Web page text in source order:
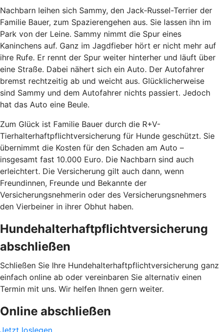
Nachbarn leihen sich Sammy, den Jack-Russel-Terrier der
Familie Bauer, zum Spazierengehen aus. Sie lassen ihn im
Park von der Leine. Sammy nimmt die Spur eines
Kaninchens auf. Ganz im Jagdfieber hört er nicht mehr auf
ihre Rufe. Er rennt der Spur weiter hinterher und läuft über
eine Straße. Dabei nähert sich ein Auto. Der Autofahrer
bremst rechtzeitig ab und weicht aus. Glücklicherweise
sind Sammy und dem Autofahrer nichts passiert. Jedoch
hat das Auto eine Beule.
Zum Glück ist Familie Bauer durch die R+V-
Tierhalterhaftpflichtversicherung für Hunde geschützt. Sie
übernimmt die Kosten für den Schaden am Auto –
insgesamt fast 10.000 Euro. Die Nachbarn sind auch
erleichtert. Die Versicherung gilt auch dann, wenn
Freundinnen, Freunde und Bekannte der
Versicherungsnehmerin oder des Versicherungsnehmers
den Vierbeiner in ihrer Obhut haben.
Hundehalterhaftpflichtversicherung
abschließen
Schließen Sie Ihre Hundehalterhaftpflichtversicherung ganz
einfach online ab oder vereinbaren Sie alternativ einen
Termin mit uns. Wir helfen Ihnen gern weiter.
Online abschließen
Jetzt loslegen